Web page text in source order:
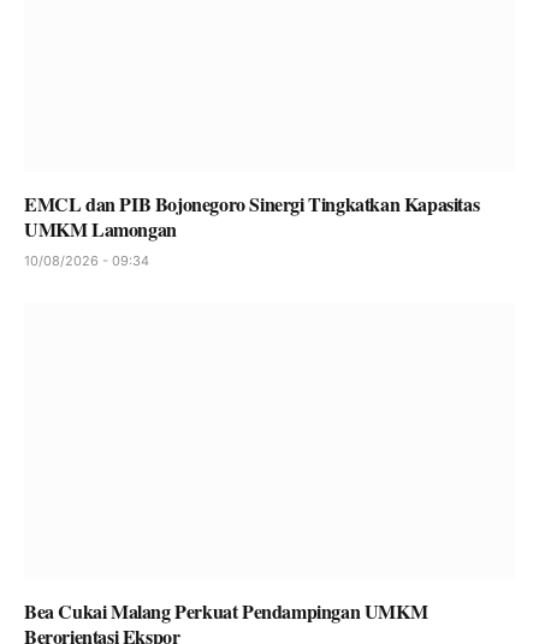
EMCL dan PIB Bojonegoro Sinergi Tingkatkan Kapasitas
UMKM Lamongan
10/08/2026 - 09:34
Bea Cukai Malang Perkuat Pendampingan UMKM
Berorientasi Ekspor